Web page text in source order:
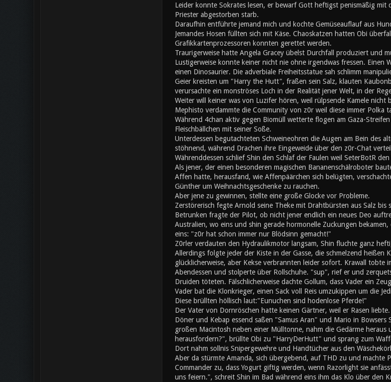
Leider konnte Sokrates lesen, er bewarf Gott heftigst penismäßig
Priester abgestorben starb.
Daraufhin entführte jemand mich und kochte Gemüseauflauf aus
Jemandes Hosen füllten sich mit Käse. Chaoskatzen hatten Obi
Grafikkartenprozessoren konnten gerettet werden.
Traurigerweise hatte Angela Gracey übelst Durchfall produziert und
Lustigerweise konnte keiner nicht nie ohne irgendwas fressen.
einen Dinosaurier. Die adverbiale Freiheitsstatue sah schlimm
Geier kreisten um "Harry the Hutt", fraßen sein Salz, klauten
verursachte ein monströses Loch in der Realität jener Welt, in der
Weiter will keiner was von Luzifer hören, weil rülpsende Kamele
Mephisto verdammte die Community von z0r weil diese immer
Während 4chan aktiv gegen Biomüll wetterte flogen am Gaza-
Fleischbällchen mit seiner Soße.
Unterdessen begutachteten Schweineohren die Augen am Bein des
stöhnend, während Drachen ihre Eingeweide über den z0r-Chat
Währenddessen schlief Shin den Schlaf der Faulen weil SeterBotR
Als jener, der einen besonderen magischen Bananenschälroboter
Affen hatte, herausfand, wie Affenpäärchen sich belügten,
Günther um Weihnachtsgeschenke zu rauchen.
Aber jene zu gewinnen, stellte eine große Glocke vor Probleme.
Zerstörerisch fegte Arnold seine Theke mit Drahtbürsten aus Salz bis
Betrunken fragte der Pilot, ob nicht jener endlich ein neues Deo
Australien, wo eins und shin gerade hormonelle Zuckungen
eins: "z0r hat schon immer nur Blödsinn gemacht!"
Z0rler verdauten den Hydraulikmotor langsam, Shin fluchte ganz
Allerdings folgte jeder der Kiste in der Gasse, die schmelzend
glücklicherweise, aber Kekse verbrannten leider sofort. Krawall
Abendessen und stolperte über Rollschuhe. "sup", rief er und
Druiden töteten. Fälschlicherweise dachte Gollum, dass Vader ein
Vader bat die Klonkrieger, einen Sack voll Reis umzukippen um die
Diese brüllten höllisch laut:"Eunuchen sind hodenlose Pferde!"
Der Vater von Dornröschen hatte keinen Gärtner, weil er Rasen liebte.
Döner und Kebap essend saßen "Samus Aran" und Mario in
großen Macintosh neben einer Mülltonne, nahm die Gedärme
herausfordern?", brüllte Obi zu "HarryDerHutt" und sprang zum
Dort nahm sollnis Snipergewehre und Handtücher aus den
Aber da stürmte Amanda, sich übergebend, auf THD zu und machte
Commander zu, dass Yogurt giftig werden, wenn Razorlight sie
uns feiern.", schreit Shin im Bad während eins ihm das Klo über den